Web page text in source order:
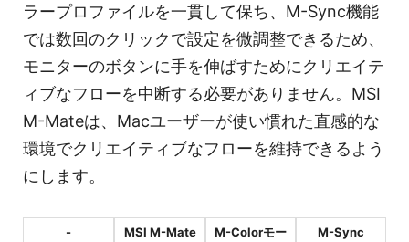
ラープロファイルを一貫して保ち、M-Sync機能
では数回のクリックで設定を微調整できるため、
モニターのボタンに手を伸ばすためにクリエイテ
ィブなフローを中断する必要がありません。MSI
M-Mateは、Macユーザーが使い慣れた直感的な
環境でクリエイティブなフローを維持できるよう
にします。
-
MSI M-Mate
M-Colorモー
M-Sync